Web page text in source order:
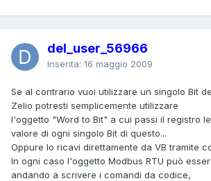
del_user_56966
Inserita: 16 maggio 2009
Se al contrario vuoi utilizzare un singolo Bit
Zelio potresti semplicemente utilizzare
l'oggetto "Word to Bit" a cui passi il registro
valore di ogni singolo Bit di questo...
Oppure lo ricavi direttamente da VB tramite
In ogni caso l'oggetto Modbus RTU può
andando a scrivere i comandi da codice,